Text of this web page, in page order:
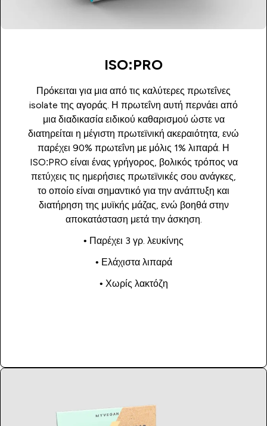
ISO:PRO
Πρόκειται για μια από τις καλύτερες πρωτεΐνες
isolate της αγοράς. Η πρωτεΐνη αυτή περνάει από
μια διαδικασία ειδικού καθαρισμού ώστε να
διατηρείται η μέγιστη πρωτεϊνική ακεραιότητα, ενώ
παρέχει 90% πρωτεΐνη με μόλις 1% λιπαρά. Η
ISO:PRO είναι ένας γρήγορος, βολικός τρόπος να
πετύχεις τις ημερήσιες πρωτεϊνικές σου ανάγκες,
το οποίο είναι σημαντικό για την ανάπτυξη και
διατήρηση της μυϊκής μάζας, ενώ βοηθά στην
αποκατάσταση μετά την άσκηση.
• Παρέχει 3 γρ. λευκίνης
• Ελάχιστα λιπαρά
• Χωρίς λακτόζη